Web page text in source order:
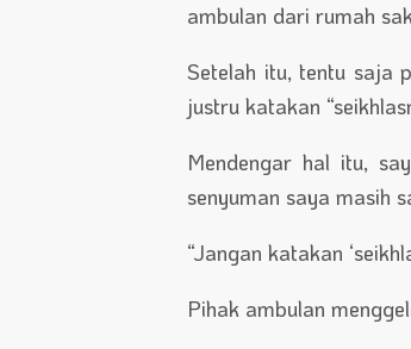
ambulan dari rumah
Setelah itu, tentu saja
justru katakan
Mendengar hal itu,
senyuman saya masih
“Jangan katakan
Pihak ambulan